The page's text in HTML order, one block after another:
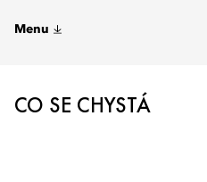
Menu
CO SE CHYSTÁ